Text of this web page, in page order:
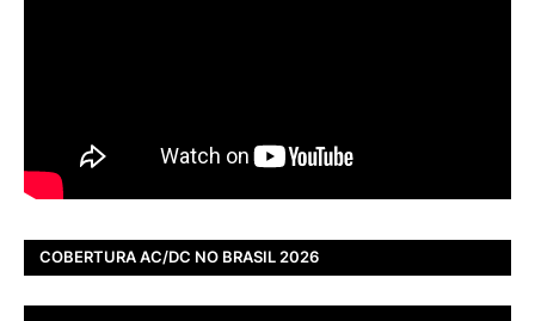
COBERTURA AC/DC NO BRASIL 2026